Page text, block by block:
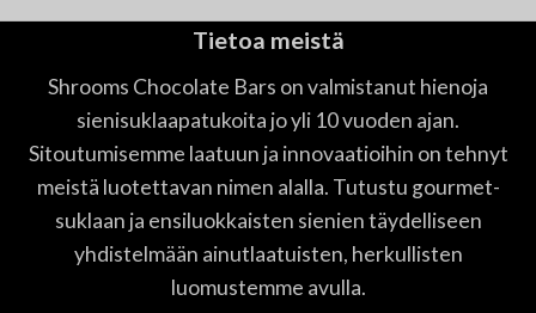
Tietoa meistä
Shrooms Chocolate Bars on valmistanut hienoja
sienisuklaapatukoita jo yli 10 vuoden ajan.
Sitoutumisemme laatuun ja innovaatioihin on tehnyt
meistä luotettavan nimen alalla. Tutustu gourmet-
suklaan ja ensiluokkaisten sienien täydelliseen
yhdistelmään ainutlaatuisten, herkullisten
luomustemme avulla.